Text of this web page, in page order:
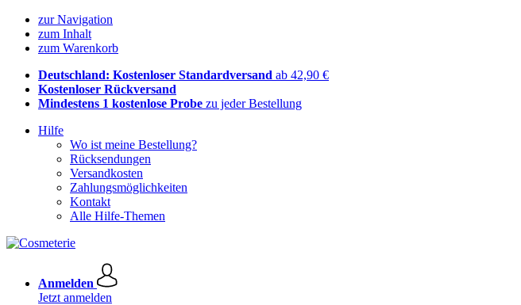
zur Navigation
zum Inhalt
zum Warenkorb
Deutschland: Kostenloser Standardversand ab 42,90 €
Kostenloser Rückversand
Mindestens 1 kostenlose Probe zu jeder Bestellung
Hilfe
Wo ist meine Bestellung?
Rücksendungen
Versandkosten
Zahlungsmöglichkeiten
Kontakt
Alle Hilfe-Themen
Anmelden
Jetzt anmelden